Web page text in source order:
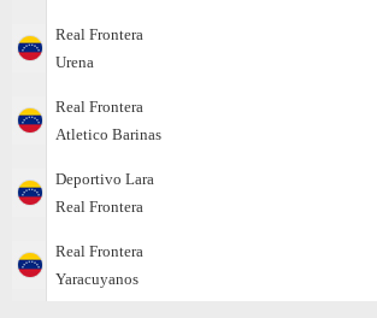
Real Frontera
Urena
Real Frontera
Atletico Barinas
Deportivo Lara
Real Frontera
Real Frontera
Yaracuyanos